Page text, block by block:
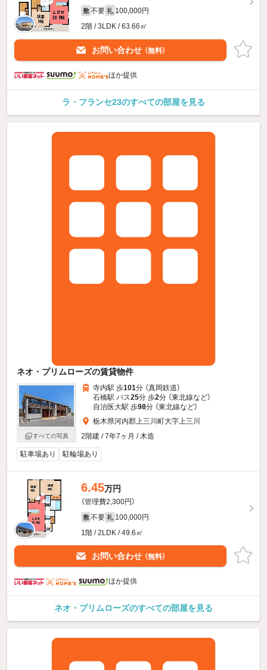
敷 不要 礼 100,000円
2階 / 3LDK / 63.66㎡
お問い合わせ （無料）
ほか提供
ラ・フランセ23のすべての部屋を見る
ネオ・プリムローズの賃貸物件
すべての写真
寺内駅 歩101分 （真岡鉄道）
石橋駅 バス25分 歩2分 （東北線など）
自治医大駅 歩98分 （東北線など）
栃木県河内郡上三川町大字上三川
2階建 / 7年7ヶ月 / 木造
駐車場あり 駐輪場あり
6.45万円
（管理費2,300円）
敷 不要 礼 100,000円
1階 / 2LDK / 49.6㎡
お問い合わせ （無料）
ほか提供
ネオ・プリムローズのすべての部屋を見る